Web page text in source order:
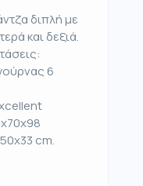
διπλή με
και δεξιά.
6
cm.